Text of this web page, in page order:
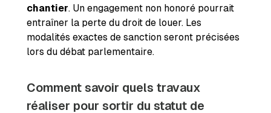
chantier. Un engagement non honoré pourrait
entraîner la perte du droit de louer. Les
modalités exactes de sanction seront précisées
lors du débat parlementaire.
Comment savoir quels travaux
réaliser pour sortir du statut de